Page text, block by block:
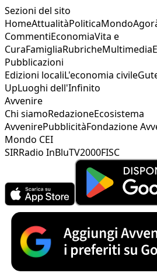
Sezioni del sito
HomeAttualitàPoliticaMondo
CommentiEconomiaVita e
CuraFamigliaRubricheMultimedia
Pubblicazioni
Edizioni localiL'economia civile
UpLuoghi dell'Infinito
Avvenire
Chi siamoRedazioneEcosistema
AvvenirePubblicitàFondazione
Mondo CEI
SIRRadio InBluTV2000FISC